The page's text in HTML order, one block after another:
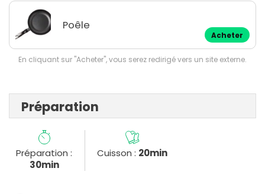
Poêle
Acheter
En cliquant sur "Acheter", vous serez redirigé vers un site externe.
Préparation
Préparation :
30min
Cuisson : 20min